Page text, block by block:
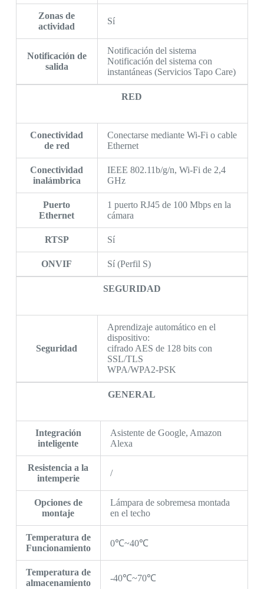
Zonas de
actividad
Sí
Notificación de
salida
Notificación del sistema
Notificación del sistema con
instantáneas (Servicios Tapo Care)
RED
Conectividad
de red
Conectarse mediante Wi-Fi o cable
Ethernet
Conectividad
inalámbrica
IEEE 802.11b/g/n, Wi-Fi de 2,4
GHz
Puerto
Ethernet
1 puerto RJ45 de 100 Mbps en la
cámara
RTSP Sí
ONVIF Sí (Perfil S)
SEGURIDAD
Seguridad
Aprendizaje automático en el
dispositivo:
cifrado AES de 128 bits con
SSL/TLS
WPA/WPA2-PSK
GENERAL
Integración
inteligente
Asistente de Google, Amazon
Alexa
Resistencia a la
intemperie
/
Opciones de
montaje
Lámpara de sobremesa montada
en el techo
Temperatura de
Funcionamiento
0℃~40℃
Temperatura de
almacenamiento
-40℃~70℃